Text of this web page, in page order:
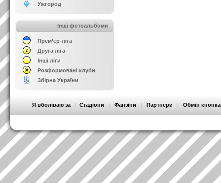
Ужгород
Інші фотоальбоми
Прем’єр-ліга
Друга ліга
Інші ліги
Розформовані клуби
Збірна України
Я вболіваю за | Стадіони | Фанзіни | Партнери | Обмін